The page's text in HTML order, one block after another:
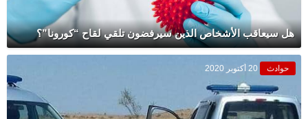
هل سيعاقب الأشخاص الذين سيرفضون تلقي لقاح “كورونا”؟
حوادث 20 أكتوبر 2020